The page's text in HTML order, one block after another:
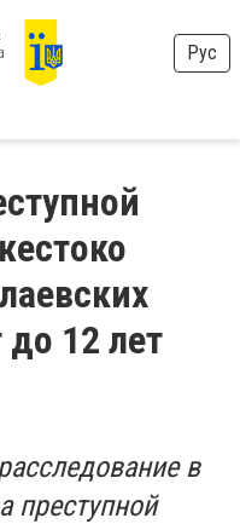
Рус
до 12 лет
в
преступной